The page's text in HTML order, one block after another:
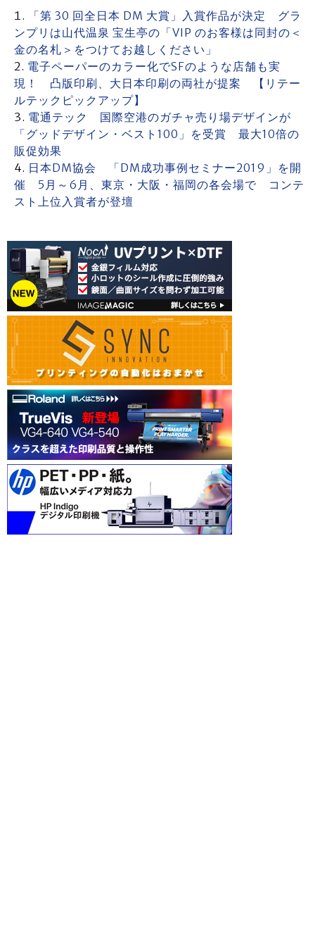
「第 30 回全日本 DM 大賞」入賞作品が決定 グラ
ンプリは山代温泉 宝生亭の「VIP のお客様は同封の＜
金の名札＞をつけてお越しください」
電子ペーパーのカラー化でSFのような店舗も実
現！ 凸版印刷、大日本印刷の両社が提案 【リテー
ルテックピックアップ】
電通テック 国際空港のガチャ売り場デザインが
「グッドデザイン・ベスト100」を受賞 最大10倍の
販促効果
日本DM協会 「DM成功事例セミナー2019」を開
催 5月～6月、東京・大阪・福岡の各会場で コンテ
スト上位入賞者が登壇